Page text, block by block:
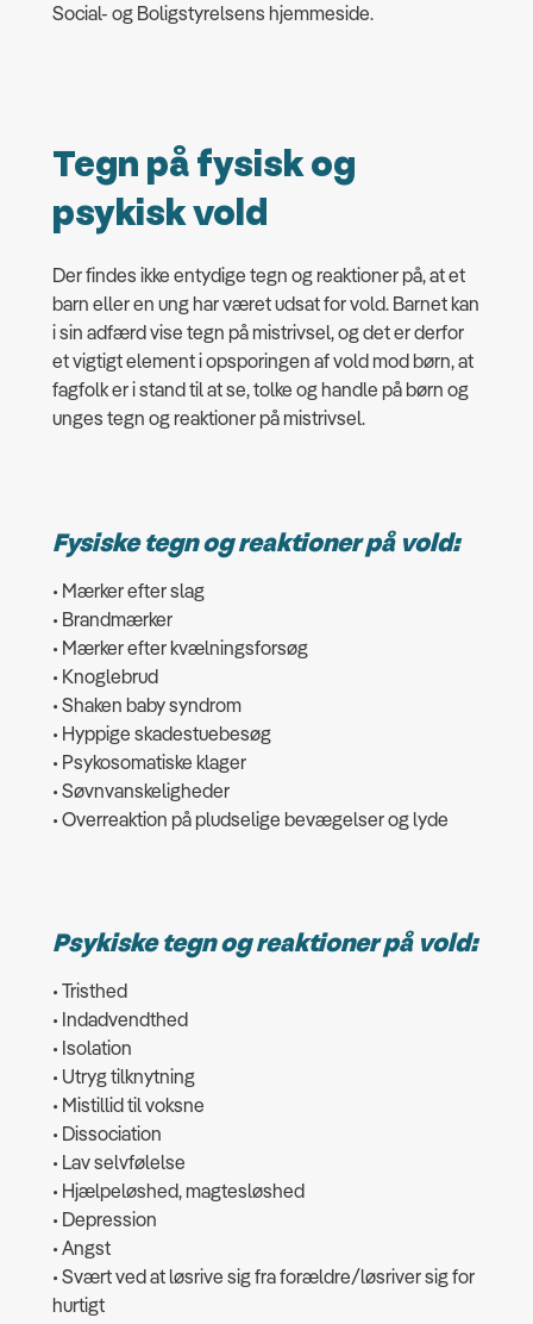
Social- og Boligstyrelsens hjemmeside.
Tegn på fysisk og
psykisk vold
Der findes ikke entydige tegn og reaktioner på, at et
barn eller en ung har været udsat for vold. Barnet kan
i sin adfærd vise tegn på mistrivsel, og det er derfor
et vigtigt element i opsporingen af vold mod børn, at
fagfolk er i stand til at se, tolke og handle på børn og
unges tegn og reaktioner på mistrivsel.
Fysiske tegn og reaktioner på vold:
• Mærker efter slag
• Brandmærker
• Mærker efter kvælningsforsøg
• Knoglebrud
• Shaken baby syndrom
• Hyppige skadestuebesøg
• Psykosomatiske klager
• Søvnvanskeligheder
• Overreaktion på pludselige bevægelser og lyde
Psykiske tegn og reaktioner på vold:
• Tristhed
• Indadvendthed
• Isolation
• Utryg tilknytning
• Mistillid til voksne
• Dissociation
• Lav selvfølelse
• Hjælpeløshed, magtesløshed
• Depression
• Angst
• Svært ved at løsrive sig fra forældre/løsriver sig for
hurtigt